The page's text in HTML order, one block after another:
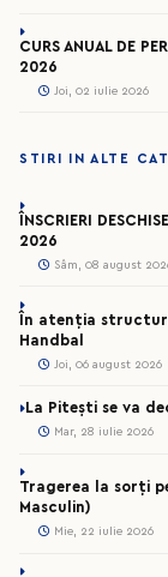
CURS ANUAL DE
2026
Joi, 02 iulie 2026
STIRI IN ALTE
ÎNSCRIERI
2026
Sâm, 08 august
În atenția
Handbal
Joi, 06 august 2026
La Pitești se va
Mar, 28 iulie 2026
Tragerea la sorți
Masculin)
Mie, 22 iulie 2026